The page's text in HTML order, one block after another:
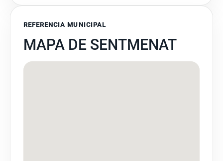
REFERENCIA MUNICIPAL
MAPA DE SENTMENAT